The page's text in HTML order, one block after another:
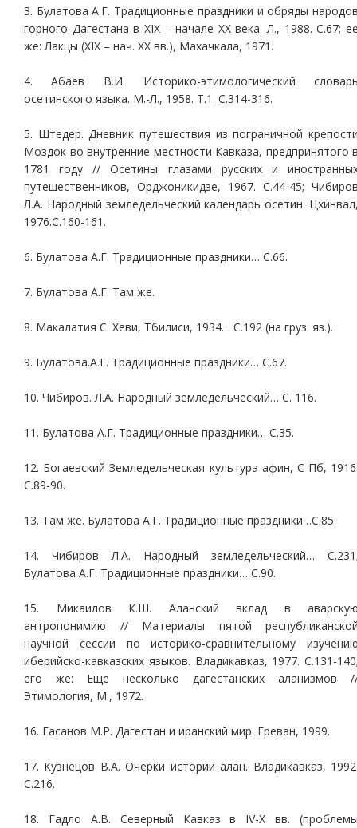
3. Булатова А.Г. Традиционные праздники и обряды
горного Дагестана в ХIХ – начале ХХ века. Л., 1988. С.67;
же: Лакцы (ХIХ – нач. ХХ вв.), Махачкала, 1971.
4. Абаев В.И. Историко-этимологический
осетинского языка. М.-Л., 1958. Т.1. С.314-316.
5. Штедер. Дневник путешествия из пограничной
Моздок во внутренние местности Кавказа, предпринятого
1781 году // Осетины глазами русских и
путешественников, Орджоникидзе, 1967. С.44-45;
Л.А. Народный земледельческий календарь осетин.
1976.С.160-161.
6. Булатова А.Г. Традиционные праздники… С.66.
7. Булатова А.Г. Там же.
8. Макалатия С. Хеви, Тбилиси, 1934… С.192 (на груз. яз.).
9. Булатова.А.Г. Традиционные праздники… С.67.
10. Чибиров. Л.А. Народный земледельческий… С. 116.
11. Булатова А.Г. Традиционные праздники… С.35.
12. Богаевский Земледельческая культура афин, С-Пб,
С.89-90.
13. Там же. Булатова А.Г. Традиционные праздники…С.85.
14. Чибиров Л.А. Народный земледельческий…
Булатова А.Г. Традиционные праздники… С.90.
15. Микаилов К.Ш. Аланский вклад в
антропонимию // Материалы пятой
научной сессии по историко-сравнительному
иберийско-кавказских языков. Владикавказ, 1977. С.131-
его же: Еще несколько дагестанских аланизмов
Этимология, М., 1972.
16. Гасанов М.Р. Дагестан и иранский мир. Ереван, 1999.
17. Кузнецов В.А. Очерки истории алан. Владикавказ,
С.216.
18. Гадло А.В. Северный Кавказ в IV-Х вв.